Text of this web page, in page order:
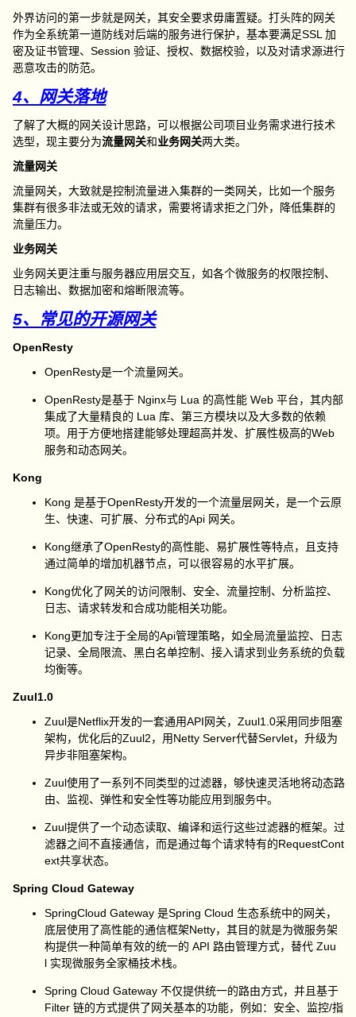
外界访问的第一步就是网关，其安全要求毋庸置疑。打头阵的网关
作为全系统第一道防线对后端的服务进行保护，基本要满足SSL加
密及证书管理、Session验证、授权、数据校验，以及对请求源进行
恶意攻击的防范。
4、网关落地
了解了大概的网关设计思路，可以根据公司项目业务需求进行技术
选型，现主要分为流量网关和业务网关两大类。
流量网关
流量网关，大致就是控制流量进入集群的一类网关，比如一个服务
集群有很多非法或无效的请求，需要将请求拒之门外，降低集群的
流量压力。
业务网关
业务网关更注重与服务器应用层交互，如各个微服务的权限控制、
日志输出、数据加密和熔断限流等。
5、常见的开源网关
OpenResty
OpenResty是一个流量网关。
OpenResty是基于 Nginx与 Lua 的高性能 Web平台，其内部
集成了大量精良的 Lua 库、第三方模块以及大多数的依赖
项。用于方便地搭建能够处理超高并发、扩展性极高的Web
服务和动态网关。
Kong
Kong 是基于OpenResty开发的一个流量层网关，是一个云原
生、快速、可扩展、分布式的Api 网关。
Kong继承了OpenResty的高性能、易扩展性等特点，且 支持
通过简单的增加机器节点，可以很容易的水平扩展。
Kong优化了网关的访问限制、安全、流量控制、分析监控、
日志、请求转发和合成功能相关功能。
Kong更加专注于全局的Api管理策略，如全局流量监控、日志
记录、全局限流、黑白名单控制、接入请求到业务系统的负载
均衡等。
Zuul1.0
Zuul是Netflix开发的一套通用API网关，Zuul1.0采用同步阻塞
架构，优化后的Zuul2，用Netty Server代替Servlet，升级为
异步非阻塞架构。
Zuul使用了一系列不同类型的过滤器，够快速灵活地将动态路
由、监视、弹性和安全性等功能应用到服务中。
Zuul提供了一个动态读取、编译和运行这些过滤器的框架。过
滤器之间不直接通信，而是通过每个请求特有的RequestCont
ext共享状态。
Spring Cloud Gateway
SpringCloud Gateway是Spring Cloud 生态系统中的网关，
底层使用了高性能的通信框架Netty，其目的就是为微服务架
构提供一种简单有效的统一的 API 路由管理方式，替代 Zuu
l 实现微服务全家桶技术栈。
Spring Cloud Gateway不仅提供统一的路由方式，并且基于
Filter链的方式提供了网关基本的功能，例如：安全、监控/指